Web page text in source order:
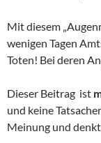
Mit diesem
wenigen Tagen
Toten! Bei deren
Dieser Beitrag ist
und keine
Meinung und